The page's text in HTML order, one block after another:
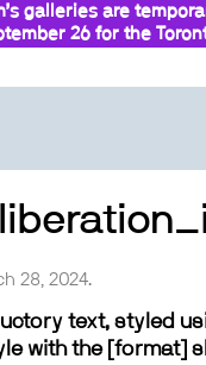
galleries are
26 for the
28, 2024.
text, styled
with the [format]